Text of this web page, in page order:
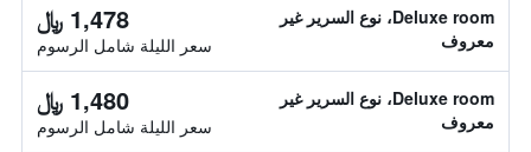
Deluxe room، نوع السرير غير
معروف
1,478 ﷼
سعر الليلة شامل الرسوم
Deluxe room، نوع السرير غير
معروف
1,480 ﷼
سعر الليلة شامل الرسوم